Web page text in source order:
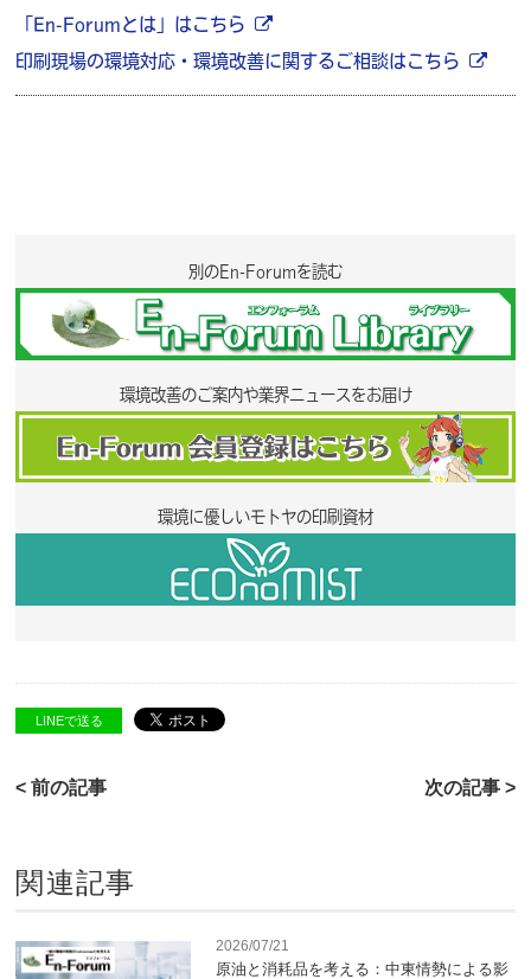
「En-Forumとは」はこちら
印刷現場の環境対応・環境改善に関するご相談はこちら
別のEn-Forumを読む
環境改善のご案内や業界ニュースをお届け
環境に優しいモトヤの印刷資材
LINEで送る
< 前の記事 次の記事 >
関連記事
2026/07/21
原油と消耗品を考える：中東情勢による影